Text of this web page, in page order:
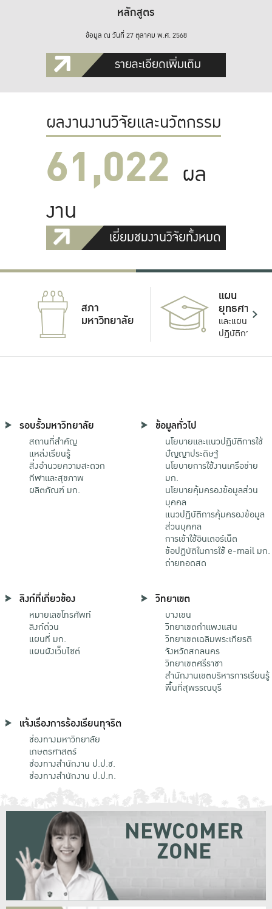
หลักสูตร
ข้อมูล ณ วันที่ 27 ตุลาคม พ.ศ. 2568
รายละเอียดเพิ่มเติม
ผลงานงานวิจัยและนวัตกรรม
61,022 ผล
งาน
เยี่ยมชมงานวิจัยทั้งหมด
สภา
มหาวิทยาลัย
แผน
ยุทธศาสตร์
และแผน
ปฏิบัติการ
รอบรั้วมหาวิทยาลัย
สถานที่สำคัญ
แหล่งเรียนรู้
สิ่งอำนวยความสะดวก
กีฬาและสุขภาพ
ผลิตภัณฑ์ มก.
ข้อมูลทั่วไป
นโยบายและแนวปฏิบัติการใช้
ปัญญาประดิษฐ์
นโยบายการใช้งานเครือข่าย
มก.
นโยบายคุ้มครองข้อมูลส่วน
บุคคล
แนวปฏิบัติการคุ้มครองข้อมูล
ส่วนบุคคล
การเข้าใช้อินเตอร์เน็ต
ข้อปฏิบัติในการใช้ e-mail มก.
ถ่ายทอดสด
ลิงก์ที่เกี่ยวข้อง
หมายเลขโทรศัพท์
ลิงก์ด่วน
แผนที่ มก.
แผนผังเว็บไซต์
วิทยาเขต
บางเขน
วิทยาเขตกําแพงแสน
วิทยาเขตเฉลิมพระเกียรติ
จังหวัดสกลนคร
วิทยาเขตศรีราชา
สำนักงานเขตบริหารการเรียนรู้
พื้นที่สุพรรณบุรี
แจ้งเรื่องการร้องเรียนทุจริต
ช่องทางมหาวิทยาลัย
เกษตรศาสตร์
ช่องทางสำนักงาน ป.ป.ช.
ช่องทางสำนักงาน ป.ป.ท.
NEWCOMER
ZONE